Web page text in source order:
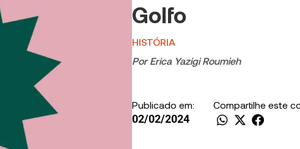
Golfo
HISTÓRIA
Por Erica Yazigi Roumieh
Publicado em:
02/02/2024
Compartilhe este